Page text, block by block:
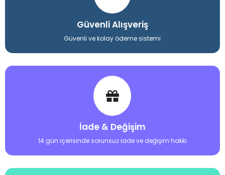
Güvenli Alışveriş
Güvenli ve kolay ödeme sistemi
İade & Değişim
14 gün içerisinde sorunsuz iade ve değişim hakkı